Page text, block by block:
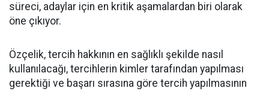
süreci, adaylar için en kritik aşamalardan biri olarak
öne çıkıyor.
Özçelik, tercih hakkının en sağlıklı şekilde nasıl
kullanılacağı, tercihlerin kimler tarafından yapılması
gerektiği ve başarı sırasına göre tercih yapılmasının